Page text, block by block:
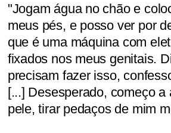
"Jogam água no chão e
meus pés, e posso ver por
que é uma máquina com
fixados nos meus genitais.
precisam fazer isso,
[...] Desesperado, começo a
pele, tirar pedaços de mim